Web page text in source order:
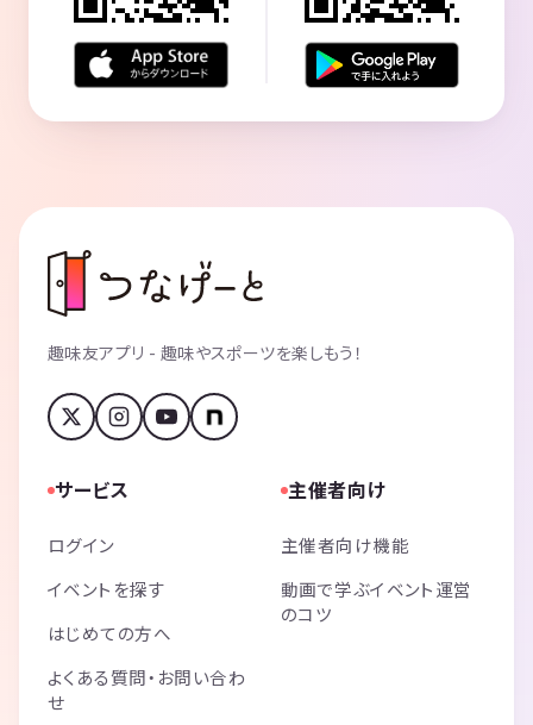
趣味友アプリ - 趣味やスポーツを楽しもう！
サービス
ログイン
イベントを探す
はじめての方へ
よくある質問・お問い合わ
せ
主催者向け
主催者向け機能
動画で学ぶイベント運営
のコツ